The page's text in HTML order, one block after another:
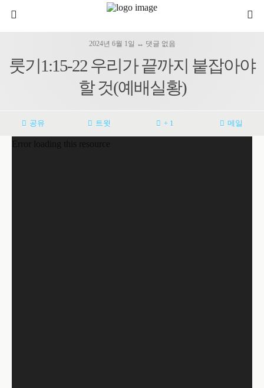
2024년 6월 1일 ↔ 댓글 없음
룻기1:15-22 우리가 끝까지 붙잡아야
할 것(예배실황)
공유 트윗 + 1 메일
Error loading this resource